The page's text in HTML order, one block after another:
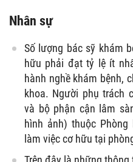
Nhân sự
Số lượng bác sỹ khám
hữu phải đạt tỷ lệ ít
hành nghề khám bệnh,
khoa. Người phụ trách
và bộ phận cận lâm
hình ảnh) thuộc
làm việc cơ hữu tại